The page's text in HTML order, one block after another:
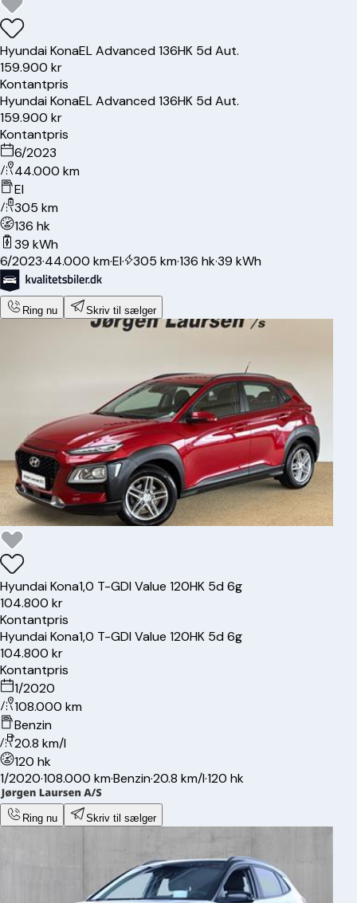
HyundaiKonaEL Advanced 136HK 5d Aut.
159.900 kr
Kontantpris
HyundaiKonaEL Advanced 136HK 5d Aut.
159.900 kr
Kontantpris
6/2023
44.000 km
El
305 km
136 hk
39 kWh
6/2023·44.000 km·El· 305 km·136 hk·39 kWh
Ring nu Skriv til sælger
HyundaiKona1,0 T-GDI Value 120HK 5d 6g
104.800 kr
Kontantpris
HyundaiKona1,0 T-GDI Value 120HK 5d 6g
104.800 kr
Kontantpris
1/2020
108.000 km
Benzin
20.8 km/l
120 hk
1/2020·108.000 km·Benzin·20.8 km/l·120 hk
Ring nu Skriv til sælger